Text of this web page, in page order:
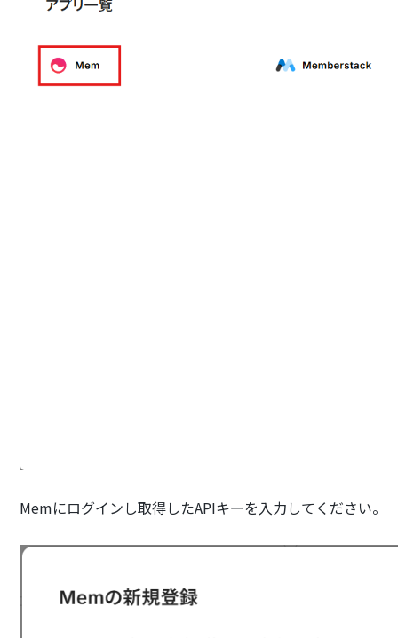
Memにログインし取得したAPIキーを入力してください。